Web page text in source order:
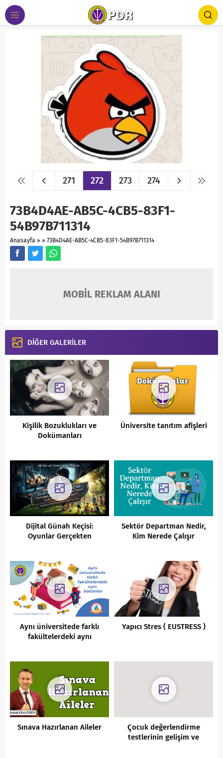
271 272 273 274
73B4D4AE-AB5C-4CB5-83F1-
54B97B711314
Anasayfa » » 73B4D4AE-AB5C-4CB5-83F1-54B97B711314
MOBİL REKLAM ALANI
DİĞER GALERİLER
Kişilik Bozuklukları ve
Dokümanları
Üniversite tanıtım afişleri
Dijital Günah Keçisi:
Oyunlar Gerçekten
Sektör Departman Nedir,
Kim Nerede Çalışır
Aynı üniversitede farklı
fakültelerdeki aynı
Yapıcı Stres ( EUSTRESS )
Sınava Hazırlanan Aileler
Çocuk değerlendirme
testlerinin gelişim ve